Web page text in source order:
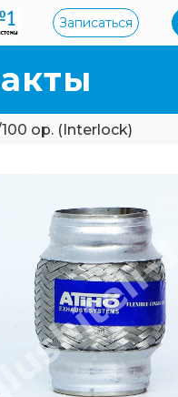
Записаться
ор. (Interlock)